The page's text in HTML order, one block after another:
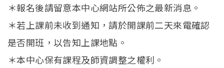
＊報名後請留意本中心網站所公佈之最新消息。
＊若上課前未收到通知，請於開課前二天來電確認
是否開班，以告知上課地點。
＊本中心保有課程及師資調整之權利。